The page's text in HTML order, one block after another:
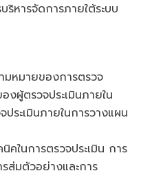
หารจัดการภายใต้ระบบ
มหมายของการตรวจ
งผู้ตรวจประเมินภายใน
ประเมินภายในการวางแผน
นิคในการตรวจประเมิน การ
สุ่มตัวอย่างและการ